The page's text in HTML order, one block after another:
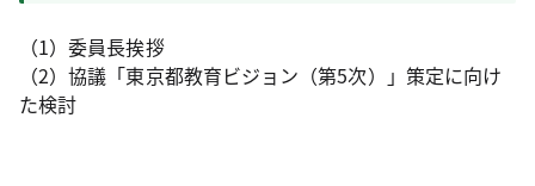
（1）委員長挨拶
（2）協議「東京都教育ビジョン（第5次）」策定に向け
た検討